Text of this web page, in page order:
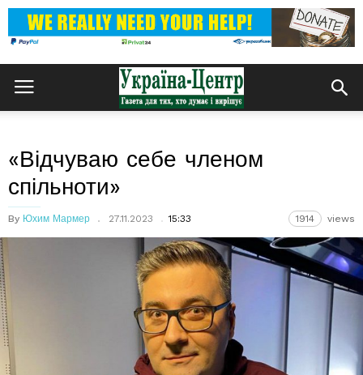
«Відчуваю себе членом
спільноти»
By Юхим Мармер 27.11.2023 15:33 1914 views